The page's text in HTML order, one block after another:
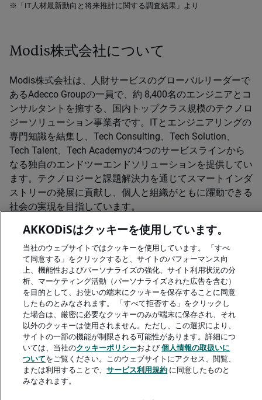
※「IT人材最新動向と将来推計に関する調査結果」より
Modis株式会社について
Modis株式会社は、人財サービスのグローバルリーダーで
あるAdecco Groupの一員で、約 8,400名のエンジニアとコ
ンサルタントを擁する、国内トップクラス規模のテクノロ
ジーソリューション事業者です。ITとエンジニアリングの
専門知識を結集し、Tech Consulting、Tech Solution、
Tech Talent、Tech Academyの4つのサービスラインから
なる独自のエンドツーエンドソリューションを提供してい
ます。テクノロジーと課題解決力を通じてスマートインダ
ストリーの発展に貢献し、個人と組織がともに躍動できる
社会の実現を目指しています。
Modisウェブサイト
「バリューチェーン・イノベーター」について
A rendering error occurred:me.replaceAll is not a function
AKKODiSはクッキーを使用しています。
当社のウェブサイトではクッキーを使用しています。 「すべ
て同意する」をクリックすると、サイトのパフォーマンス向
上、機能性およびパーソナライズの強化、サイト利用状況の分
析、マーケティング活動（パーソナライズされた広告を含む）
を目的として、お使いの端末にクッキーを保存することに同意
したものとみなされます。 「すべて拒否する」をクリックし
た場合は、厳密に必要なクッキーのみが端末に保存され、それ
以外のクッキーは使用されません。ただし、この選択により、
サイトの一部の機能が制限される可能性があります。詳細につ
いては、当社のクッキーポリシーおよび個人情報の取扱いに
ついてをご覧ください。このウェブサイトにアクセス、閲覧、
または利用することで、サービス利用規約 に同意したものと
みなされます。